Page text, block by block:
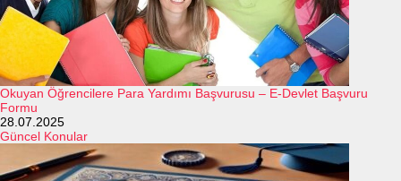
Okuyan Öğrencilere Para Yardımı Başvurusu – E-Devlet Başvuru
Formu
28.07.2025
Güncel Konular